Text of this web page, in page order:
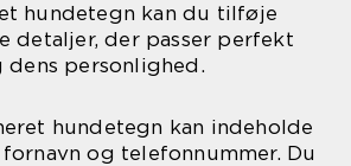
hundetegn kan du tilføje
detaljer, der passer perfekt
personlighed.
hundetegn kan indeholde
og telefonnummer. Du